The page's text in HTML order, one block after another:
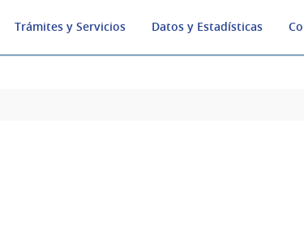
Trámites y Servicios Datos y Estadísticas